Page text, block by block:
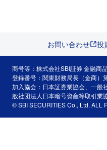
お問い合わせ 投
商号等：株式会社SBI証券 金融商
登録番号：関東財務局長（金商）
加入協会：日本証券業協会、一般
般社団法人日本暗号資産等取引業
© SBI SECURITIES Co., Ltd. ALL